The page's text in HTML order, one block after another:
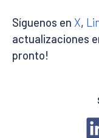
Síguenos en X,
actualizaciones
pronto!